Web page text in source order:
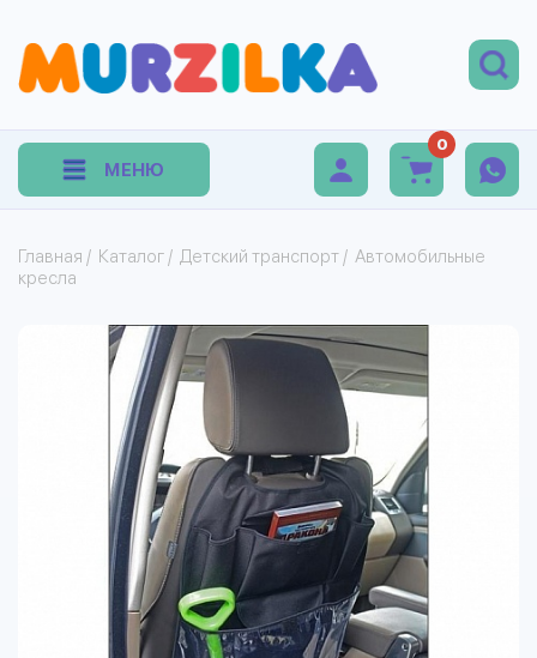
МЕНЮ
0
Главная / Каталог / Детский транспорт / Автомобильные
кресла